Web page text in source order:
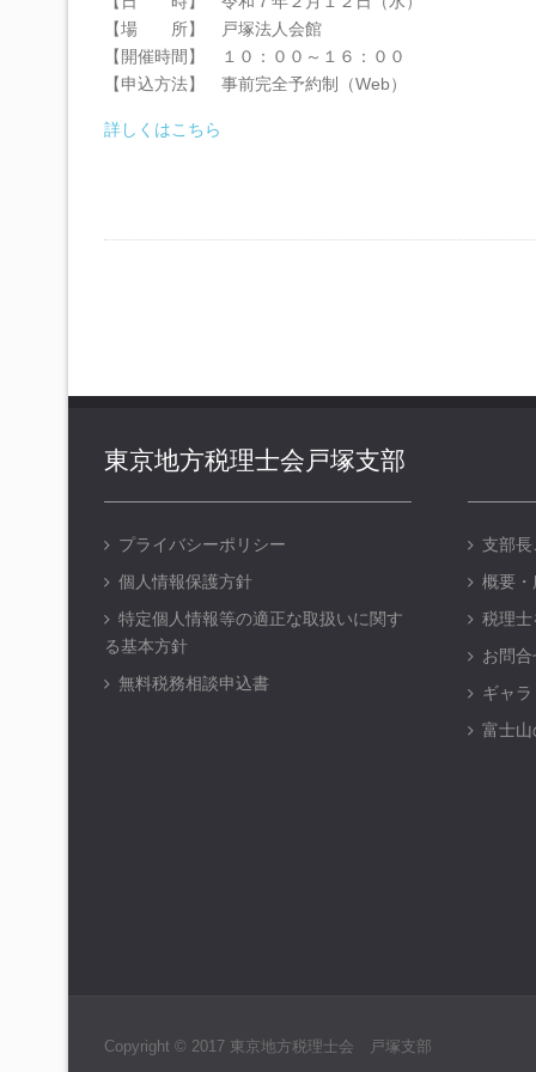
【場 所】 戸塚法人会館
【開催時間】 １０：００～１６：００
【申込方法】 事前完全予約制（Web）
詳しくはこちら
東京地方税理士会戸塚支部
プライバシーポリシー
個人情報保護方針
特定個人情報等の適正な取扱いに関す
る基本方針
無料税務相談申込書
支部
概要
税理
お問合
ギャ
富士
Copyright © 2017 東京地方税理士会 戸塚支部